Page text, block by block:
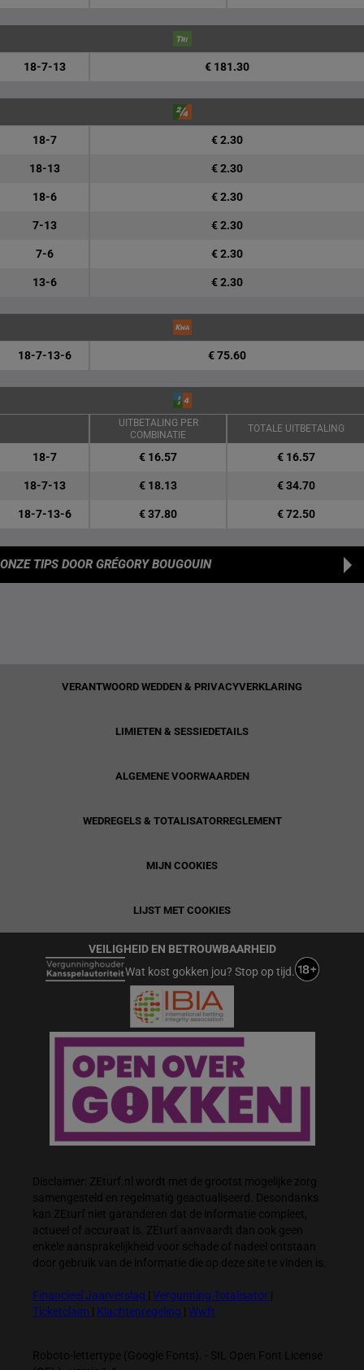
18-7-13 € 181.30
18-7 € 2.30
18-13 € 2.30
18-6 € 2.30
7-13 € 2.30
7-6 € 2.30
13-6 € 2.30
18-7-13-6 € 75.60
UITBETALING PER
COMBINATIE
TOTALE UITBETALING
18-7 € 16.57 € 16.57
18-7-13 € 18.13 € 34.70
18-7-13-6 € 37.80 € 72.50
ONZE TIPS DOOR GRÉGORY BOUGOUIN
VERANTWOORD WEDDEN & PRIVACYVERKLARING
LIMIETEN & SESSIEDETAILS
ALGEMENE VOORWAARDEN
WEDREGELS & TOTALISATORREGLEMENT
MIJN COOKIES
LIJST MET COOKIES
VEILIGHEID EN BETROUWBAARHEID
Wat kost gokken jou? Stop op tijd.
Disclaimer: ZEturf.nl wordt met de grootst mogelijke zorg
samengesteld en regelmatig geactualiseerd. Desondanks
kan ZEturf niet garanderen dat de informatie compleet,
actueel of accuraat is. ZEturf aanvaardt dan ook geen
enkele aansprakelijkheid voor schade of nadeel ontstaan
door gebruik van de informatie die op deze site te vinden is.
Financieel Jaarverslag Vergunning Totalisator
Ticketclaim
Klachtenregeling Wwft
Roboto-lettertype (Google Fonts). - SIL Open Font License